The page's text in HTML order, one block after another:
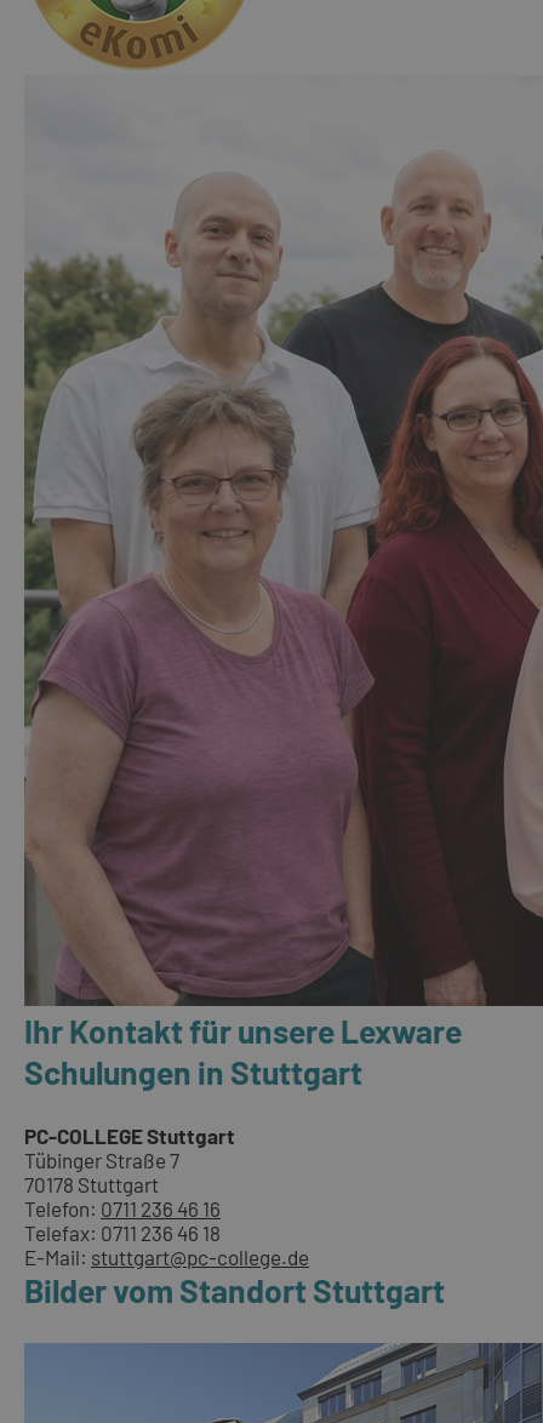
Ihr Kontakt für unsere Lexware
Schulungen in Stuttgart
PC-COLLEGE Stuttgart
Tübinger Straße 7
70178 Stuttgart
Telefon: 0711 236 46 16
Telefax: 0711 236 46 18
E-Mail: stuttgart@pc-college.de
Bilder vom Standort Stuttgart